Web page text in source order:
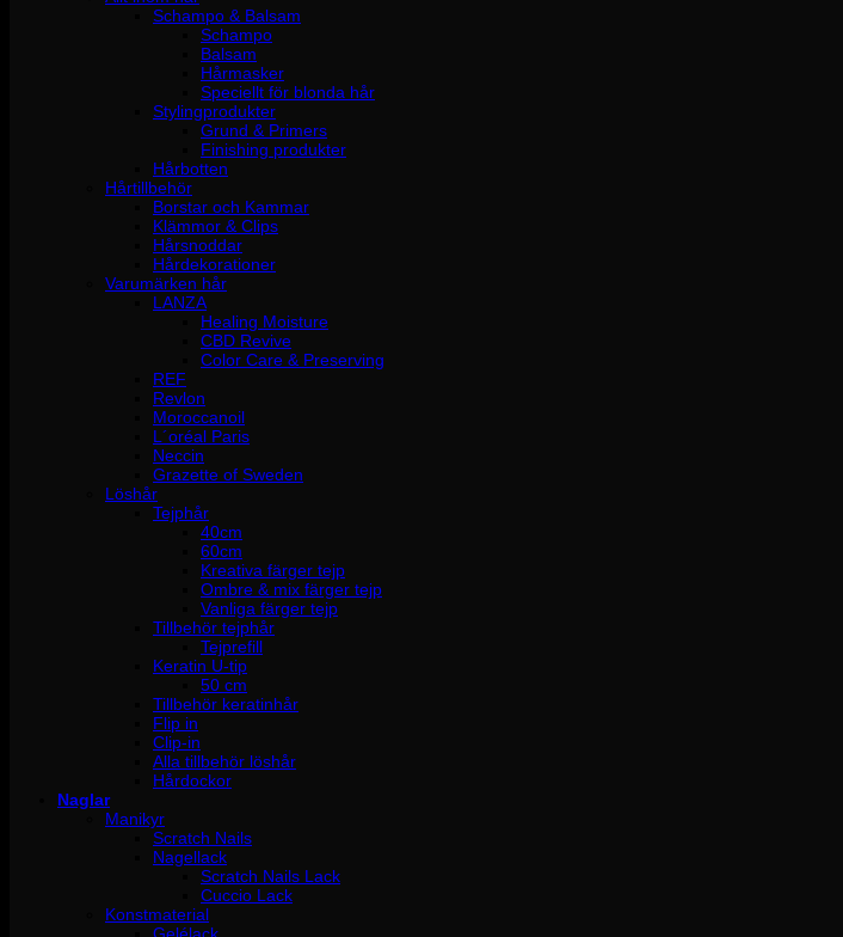
Schampo & Balsam
Schampo
Balsam
Hårmasker
Speciellt för blonda hår
Stylingprodukter
Grund & Primers
Finishing produkter
Hårbotten
Hårtillbehör
Borstar och Kammar
Klämmor & Clips
Hårsnoddar
Hårdekorationer
Varumärken hår
LANZA
Healing Moisture
CBD Revive
Color Care & Preserving
REF
Revlon
Moroccanoil
L´oréal Paris
Neccin
Grazette of Sweden
Löshår
Tejphår
40cm
60cm
Kreativa färger tejp
Ombre & mix färger tejp
Vanliga färger tejp
Tillbehör tejphår
Tejprefill
Keratin U-tip
50 cm
Tillbehör keratinhår
Flip in
Clip-in
Alla tillbehör löshår
Hårdockor
Naglar
Manikyr
Scratch Nails
Nagellack
Scratch Nails Lack
Cuccio Lack
Konstmaterial
Gelélack